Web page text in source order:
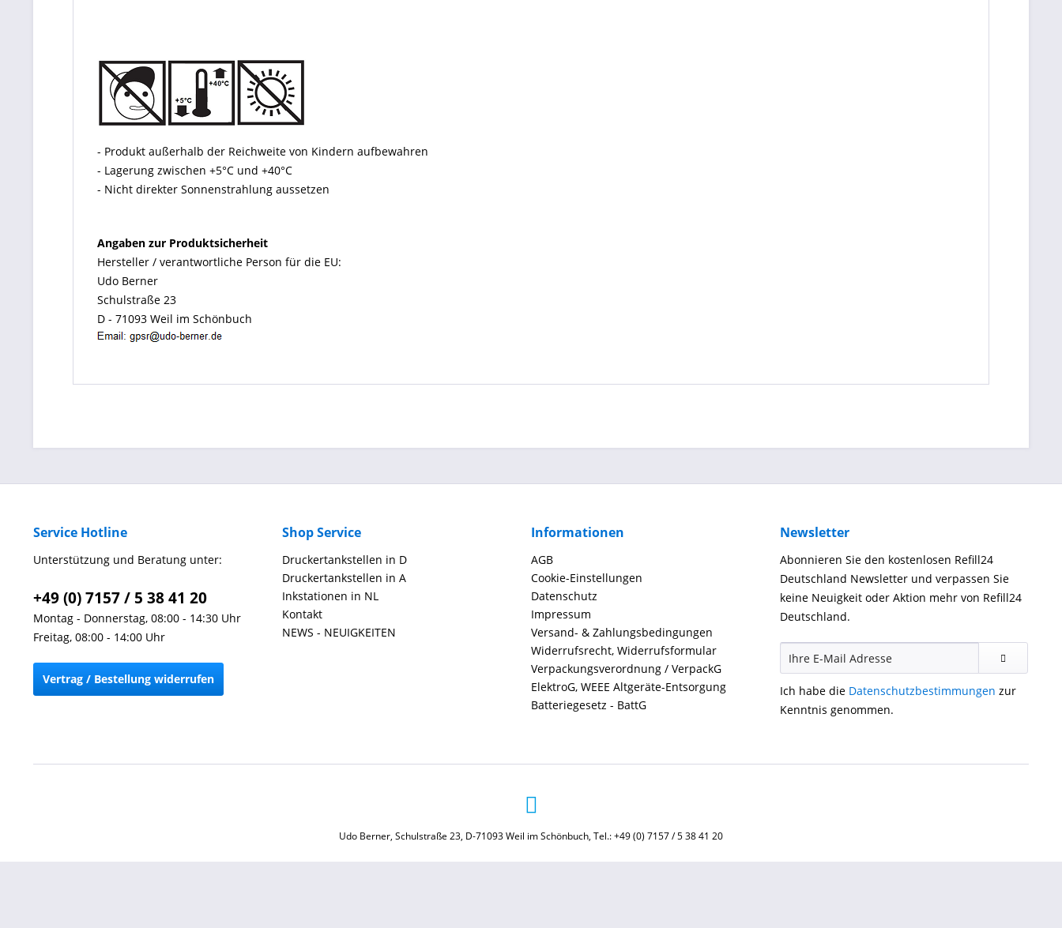
- Produkt außerhalb der Reichweite von Kindern aufbewahren
- Lagerung zwischen +5°C und +40°C
- Nicht direkter Sonnenstrahlung aussetzen
Angaben zur Produktsicherheit
Hersteller / verantwortliche Person für die EU:
Udo Berner
Schulstraße 23
D - 71093 Weil im Schönbuch
Service Hotline
Unterstützung und Beratung unter:
+49 (0) 7157 / 5 38 41 20
Montag - Donnerstag, 08:00 - 14:30 Uhr
Freitag, 08:00 - 14:00 Uhr
Vertrag / Bestellung widerrufen
Shop Service
Druckertankstellen in D
Druckertankstellen in A
Inkstationen in NL
Kontakt
NEWS - NEUIGKEITEN
Informationen
AGB
Cookie-Einstellungen
Datenschutz
Impressum
Versand- & Zahlungsbedingungen
Widerrufsrecht, Widerrufsformular
Verpackungsverordnung / VerpackG
ElektroG, WEEE Altgeräte-Entsorgung
Batteriegesetz - BattG
Newsletter
Abonnieren Sie den kostenlosen Refill24
Deutschland Newsletter und verpassen Sie
keine Neuigkeit oder Aktion mehr von Refill24
Deutschland.
Ich habe die Datenschutzbestimmungen zur
Kenntnis genommen.
Udo Berner, Schulstraße 23, D-71093 Weil im Schönbuch, Tel.: +49 (0) 7157 / 5 38 41 20